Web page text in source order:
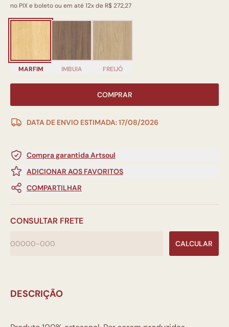
no PIX e boleto ou em até 12x de R$ 272,27
MARFIM IMBUIA FREIJÓ
COMPRAR
DATA DE ENVIO ESTIMADA: 17/08/2026
Compra garantida Artsoul
ADICIONAR AOS FAVORITOS
COMPARTILHAR
CONSULTAR FRETE
CALCULAR
DESCRIÇÃO